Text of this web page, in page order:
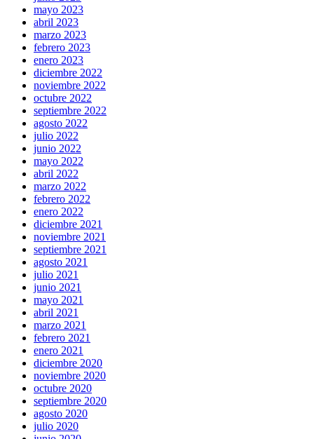
mayo 2023
abril 2023
marzo 2023
febrero 2023
enero 2023
diciembre 2022
noviembre 2022
octubre 2022
septiembre 2022
agosto 2022
julio 2022
junio 2022
mayo 2022
abril 2022
marzo 2022
febrero 2022
enero 2022
diciembre 2021
noviembre 2021
septiembre 2021
agosto 2021
julio 2021
junio 2021
mayo 2021
abril 2021
marzo 2021
febrero 2021
enero 2021
diciembre 2020
noviembre 2020
octubre 2020
septiembre 2020
agosto 2020
julio 2020